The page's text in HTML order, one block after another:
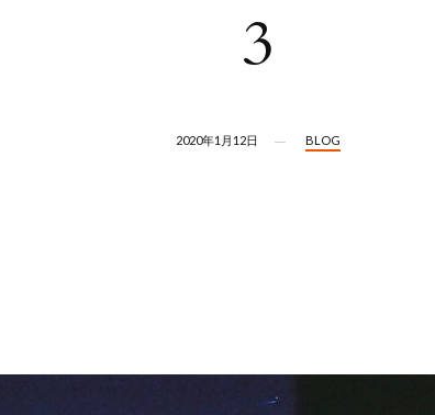
3
2020年1月12日 BLOG